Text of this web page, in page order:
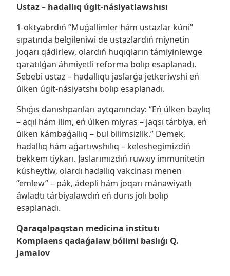
Ustaz – hadallıq úgit-násiyatlawshısı
1-oktyabrdıń “Muǵallimler hám ustazlar kúni”
sıpatında belgileniwi de ustazlardıń miynetin
joqarı qádirlew, olardıń huqıqların támiyinlewge
qaratılǵan áhmiyetli reforma bolıp esaplanadı.
Sebebi ustaz – hadallıqtı jaslarǵa jetkeriwshi eń
úlken úgit-násiyatshı bolıp esaplanadı.
Shıǵıs danıshpanları aytqanınday: “Eń úlken baylıq
– aqıl hám ilim, eń úlken miyras – jaqsı tárbiya, eń
úlken kámbaǵallıq – bul bilimsizlik.” Demek,
hadallıq hám aǵartıwshılıq – keleshegimizdiń
bekkem tiykarı. Jaslarımızdıń ruwxıy immunitetin
kúsheytiw, olardı hadallıq vakcinası menen
“emlew” – pák, ádepli hám joqarı mánawiyatlı
áwladtı tárbiyalawdıń eń durıs jolı bolıp
esaplanadı.
Qaraqalpaqstan medicina institutı
Komplaens qadaǵalaw bólimi baslıǵı Q.
Jamalov